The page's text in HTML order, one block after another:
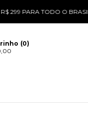
TODO O BRASIL 🚚
(0)